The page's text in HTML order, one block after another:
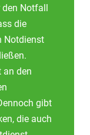
den Notfall
die
Notdienst
an den
gibt
die auch